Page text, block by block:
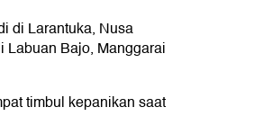
di Larantuka, Nusa
Labuan Bajo, Manggarai
timbul kepanikan saat